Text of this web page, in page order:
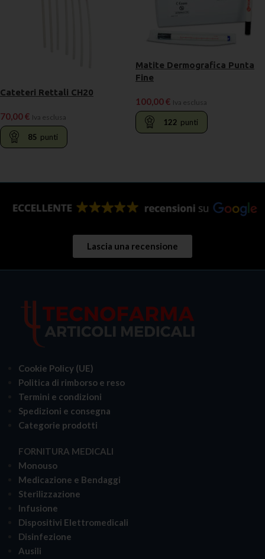
Cateteri Rettali CH20
70,00€ Iva esclusa
85 punti
Matite Dermografica Punta
Fine
100,00€ Iva esclusa
122 punti
Lascia una recensione
Cookie Policy (UE)
Politica di rimborso e reso
Termini e condizioni
Spedizioni e consegna
Categorie prodotti
FORNITURA MEDICALI
Monouso
Medicazione e Bendaggi
Sterilizzazione
Infusione
Dispositivi Elettromedicali
Disinfezione
Ausili